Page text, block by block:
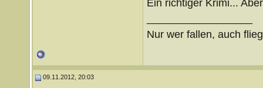
Ein richtiger Krimi...
Nur wer fallen, auch
09.11.2012, 20:03